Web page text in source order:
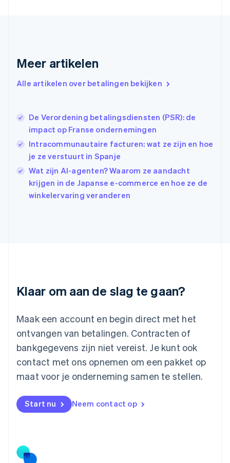
Meer artikelen
Alle artikelen over betalingen bekijken
De Verordening betalingsdiensten (PSR): de
impact op Franse ondernemingen
Intracommunautaire facturen: wat ze zijn en hoe
je ze verstuurt in Spanje
Wat zijn AI-agenten? Waarom ze aandacht
krijgen in de Japanse e-commerce en hoe ze de
winkelervaring veranderen
Klaar om aan de slag te gaan?
Maak een account en begin direct met het
ontvangen van betalingen. Contracten of
bankgegevens zijn niet vereist. Je kunt ook
contact met ons opnemen om een pakket op
maat voor je onderneming samen te stellen.
Start nu Neem contact op
English
English
Ierland
India
English
Italië
Italiano English
日本語English
Kroatië
FrançaisDeutschEnglish
English
Malta
English
Mexico
Nederland
NederlandsEnglish
English
Noorwegen
English